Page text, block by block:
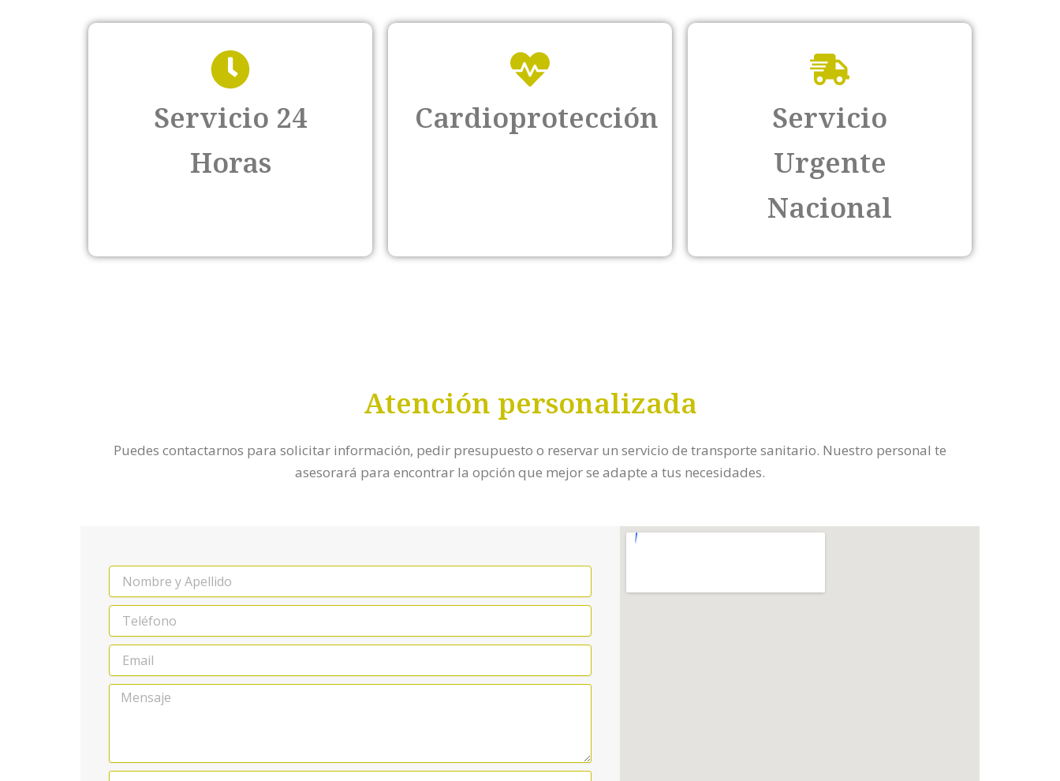
Servicio 24
Horas
Cardioprotección
Servicio
Urgente
Nacional
Atención personalizada
Puedes contactarnos para solicitar información, pedir presupuesto o reservar un servicio de transporte sanitario. Nuestro personal te
asesorará para encontrar la opción que mejor se adapte a tus necesidades.